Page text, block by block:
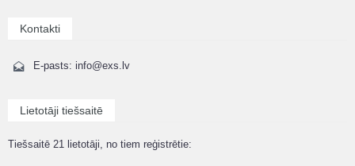
Kontakti
E-pasts: info@exs.lv
Lietotāji tiešsaitē
Tiešsaitē 21 lietotāji, no tiem reģistrētie: